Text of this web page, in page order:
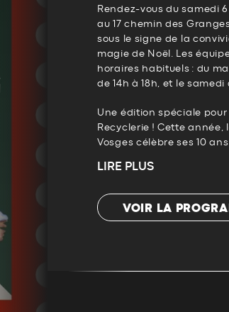
Rendez-vous du samedi
au 17 chemin des
sous le signe de la
magie de Noël. Les
horaires habituels : du
de 14h à 18h, et le samedi
Une édition spéciale pour
Recyclerie ! Cette année,
Vosges célèbre ses 10 ans
LIRE PLUS
VOIR LA